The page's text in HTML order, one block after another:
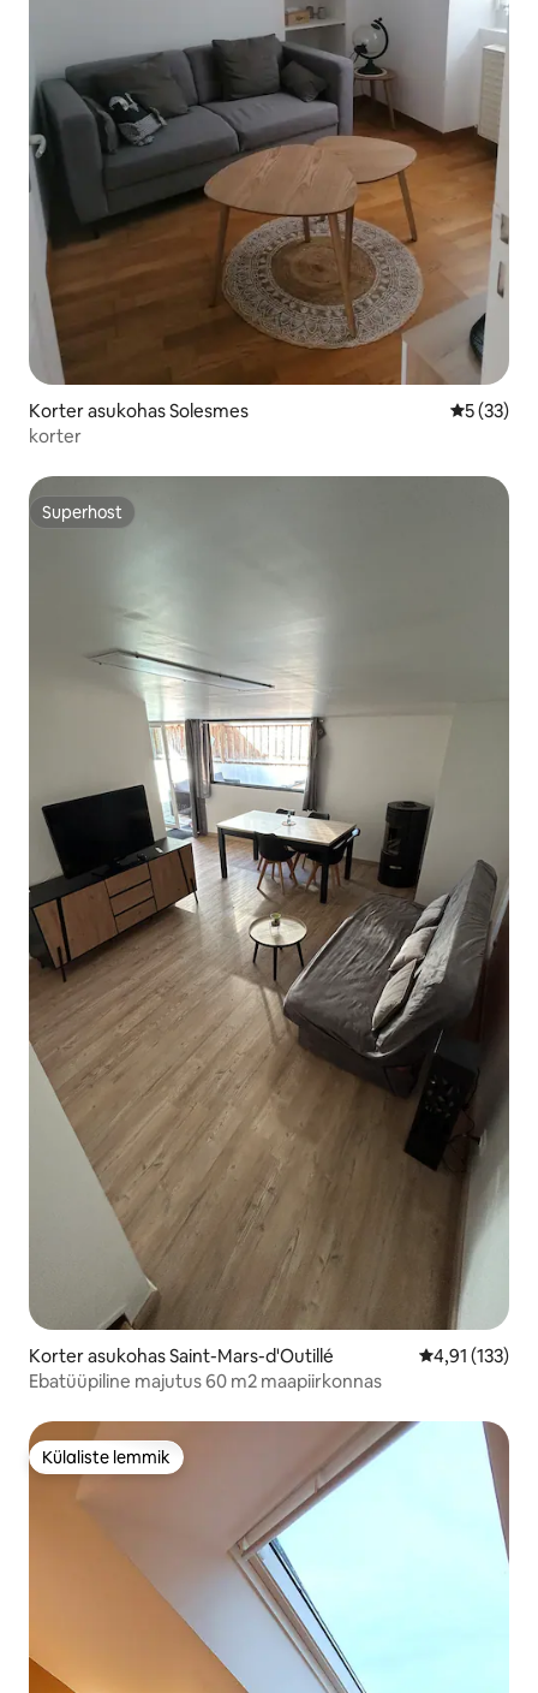
Korter asukohas Solesmes Keskmine
5 (33)
korter
Superhost
Superhost
Korter asukohas Saint-Mars-d'Outillé Keskmine
4,91 (133)
Ebatüüpiline majutus 60 m2 maapiirkonnas
Külaliste lemmik
Külaliste lemmik